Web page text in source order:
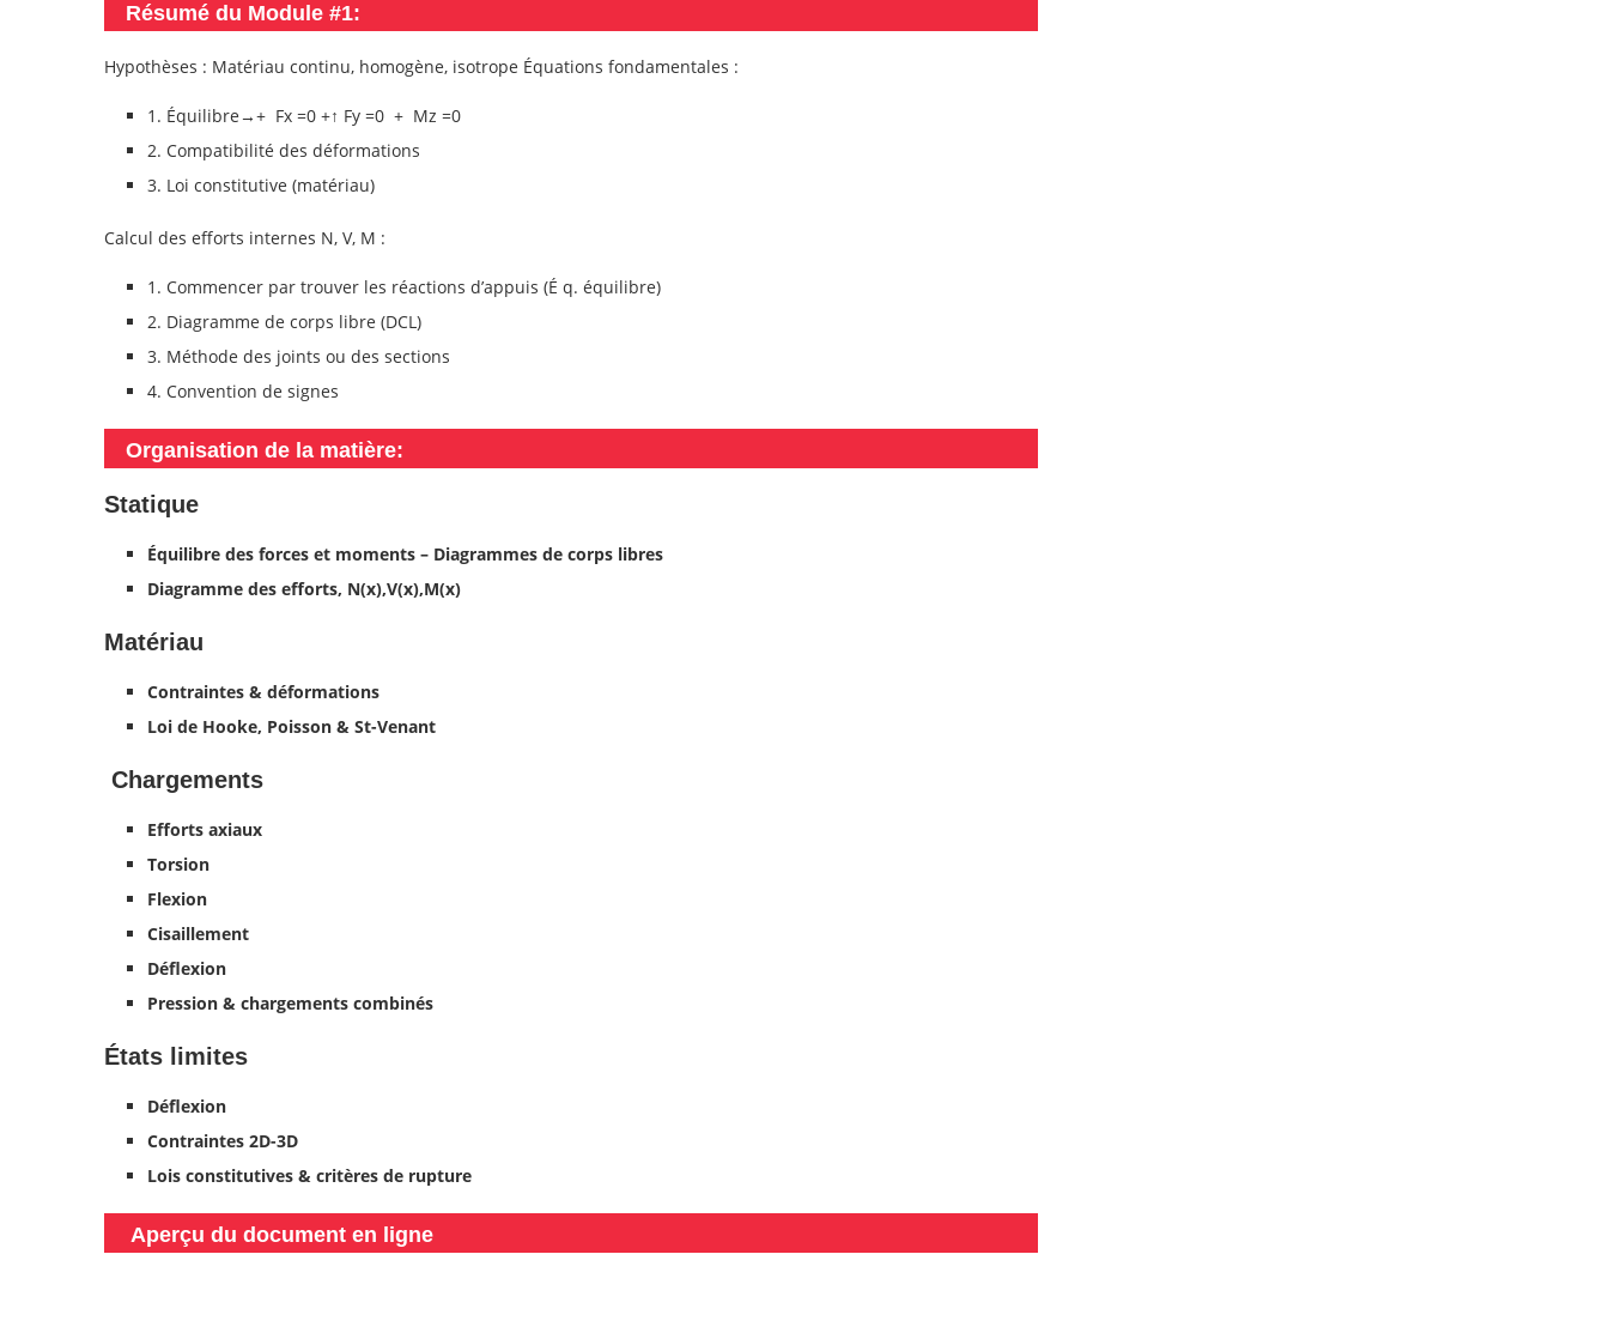
Résumé du Module #1:
Hypothèses : Matériau continu, homogène, isotrope Équations fondamentales :
1. Équilibre→+ Fx =0 +↑ Fy =0 + Mz =0
2. Compatibilité des déformations
3. Loi constitutive (matériau)
Calcul des efforts internes N, V, M :
1. Commencer par trouver les réactions d’appuis (É q. équilibre)
2. Diagramme de corps libre (DCL)
3. Méthode des joints ou des sections
4. Convention de signes
Organisation de la matière:
Statique
Équilibre des forces et moments – Diagrammes de corps libres
Diagramme des efforts, N(x),V(x),M(x)
Matériau
Contraintes & déformations
Loi de Hooke, Poisson & St-Venant
Chargements
Efforts axiaux
Torsion
Flexion
Cisaillement
Déflexion
Pression & chargements combinés
États limites
Déflexion
Contraintes 2D-3D
Lois constitutives & critères de rupture
Aperçu du document en ligne